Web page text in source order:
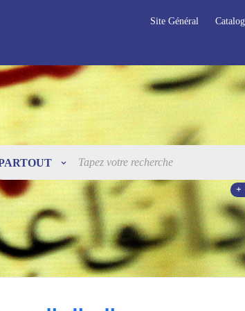
Site Général